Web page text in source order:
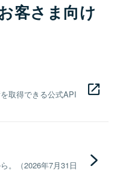
客さま向け
取得できる公式API
。（2026年7月31日